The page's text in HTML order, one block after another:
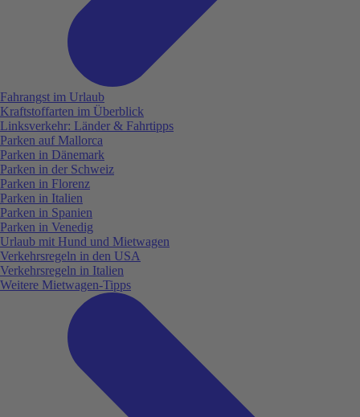
Fahrangst im Urlaub
Kraftstoffarten im Überblick
Linksverkehr: Länder & Fahrtipps
Parken auf Mallorca
Parken in Dänemark
Parken in der Schweiz
Parken in Florenz
Parken in Italien
Parken in Spanien
Parken in Venedig
Urlaub mit Hund und Mietwagen
Verkehrsregeln in den USA
Verkehrsregeln in Italien
Weitere Mietwagen-Tipps